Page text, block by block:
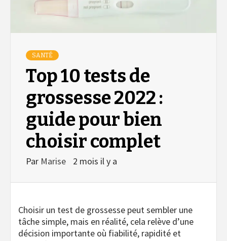
SANTÉ
Top 10 tests de
grossesse 2022 :
guide pour bien
choisir complet
Par Marise 2 mois il y a
Choisir un test de grossesse peut sembler une
tâche simple, mais en réalité, cela relève d’une
décision importante où fiabilité, rapidité et